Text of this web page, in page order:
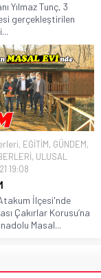
Yılmaz Tunç, 3
gerçekleştirilen
, EĞİTİM, GÜNDEM,
, ULUSAL
19:08
İlçesi'nde
Çakırlar Korusu’na
Masal...